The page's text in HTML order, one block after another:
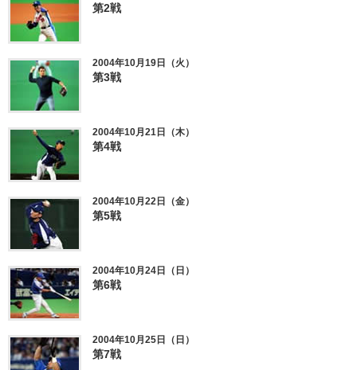
第2戦
2004年10月19日（火）
第3戦
2004年10月21日（木）
第4戦
2004年10月22日（金）
第5戦
2004年10月24日（日）
第6戦
2004年10月25日（日）
第7戦